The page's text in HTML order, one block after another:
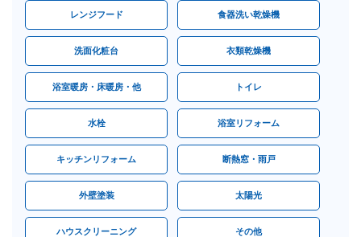
レンジフード 食器洗い乾燥機
洗面化粧台 衣類乾燥機
浴室暖房・床暖房・他 トイレ
水栓 浴室リフォーム
キッチンリフォーム 断熱窓・雨戸
外壁塗装 太陽光
ハウスクリーニング その他